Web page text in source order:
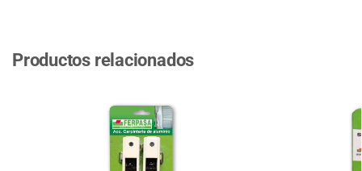
Productos relacionados